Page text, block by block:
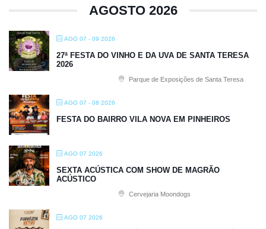
AGOSTO 2026
AGO 07 - 09 2026
27ª FESTA DO VINHO E DA UVA DE SANTA TERESA
2026
Parque de Exposições de Santa Teresa
AGO 07 - 08 2026
FESTA DO BAIRRO VILA NOVA EM PINHEIROS
AGO 07 2026
SEXTA ACÚSTICA COM SHOW DE MAGRÃO
ACÚSTICO
Cervejaria Moondogs
AGO 07 2026